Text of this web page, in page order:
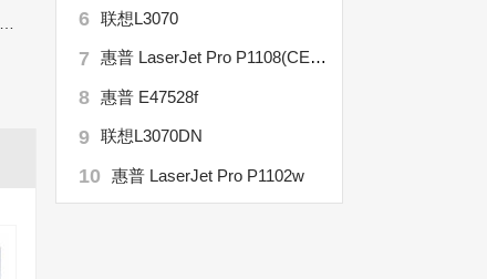
6 联想L3070
7 惠普 LaserJet Pro P1108(CE655A)
8 惠普 E47528f
9 联想L3070DN
10 惠普 LaserJet Pro P1102w